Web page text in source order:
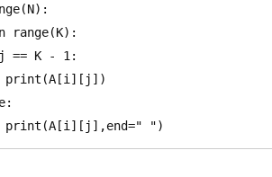
            print(A[i][j],end=" ")